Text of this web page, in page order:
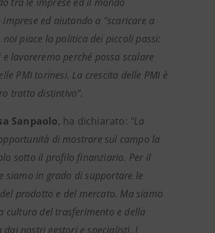
ed aiutando a "scaricare a
piace la politica dei piccoli passi:
lavoreremo perché possa scalare
PMI torinesi. La crescita delle PMI è
tratto distintivo".
Sanpaolo, ha dichiarato: "La
di mostrare sul campo la
sotto il profilo finanziario. Per il
siamo in grado di supportare le
prodotto e del mercato. Ma siamo
cultura del trasferimento e della
nostri gestori e specialisti. I